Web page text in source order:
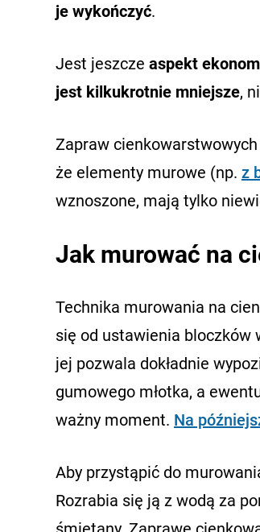
je wykończyć.
Jest jeszcze aspekt
jest kilkukrotnie mniejsze,
Zapraw
że elementy murowe (np. z
wznoszone, mają tylko
Jak murować na
Technika murowania na
się od ustawienia bloczków
jej pozwala dokładnie
gumowego młotka, a
ważny moment. Na
Aby przystąpić do
Rozrabia się ją z wodą za